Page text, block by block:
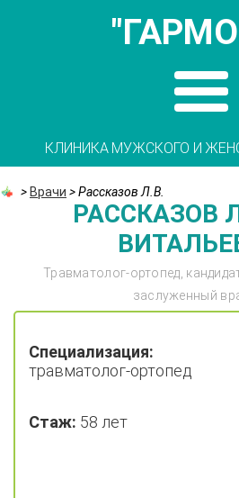
КЛИНИКА МУЖСКОГО И
> Врачи >Рассказов Л.В.
РАССКАЗОВ
Травматолог-ортопед,
заслуженный
Специализация:
травматолог-ортопед
Стаж: 58 лет